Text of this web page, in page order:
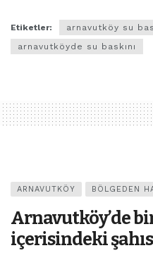
Etiketler: arnavutköy su
arnavutköyde su baskını
ARNAVUTKÖY BÖLGEDEN
Arnavutköy’de
içerisindeki